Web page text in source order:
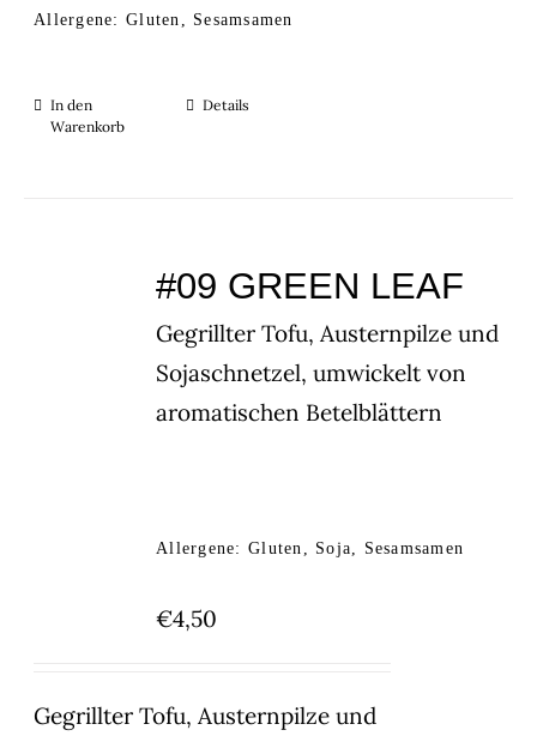
Allergene: Gluten, Sesamsamen
In den
Warenkorb
Details
#09 GREEN LEAF
Gegrillter Tofu, Austernpilze und
Sojaschnetzel, umwickelt von
aromatischen Betelblättern
Allergene: Gluten, Soja, Sesamsamen
€4,50
Gegrillter Tofu, Austernpilze und